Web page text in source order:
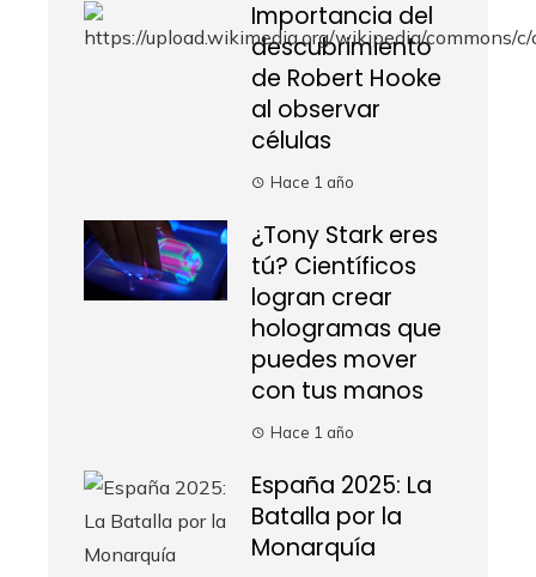
Importancia del
descubrimiento
de Robert Hooke
al observar
células
Hace 1 año
¿Tony Stark eres
tú? Científicos
logran crear
hologramas que
puedes mover
con tus manos
Hace 1 año
España 2025: La
Batalla por la
Monarquía